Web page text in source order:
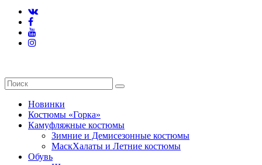
Новинки
Костюмы «Горка»
Камуфляжные костюмы
Зимние и Демисезонные костюмы
МаскХалаты и Летние костюмы
Обувь